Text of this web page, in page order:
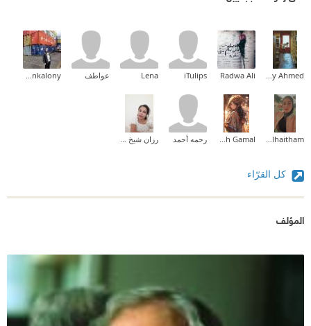
Maaly Ahmed
Radwa Ali
iTulips
Lena عواطف Sameh Zankalony
Zainab_alhaitham
Sarah Gamal رحمه أحمد رزان شيخ حسن
كل القرّاء
المؤلف